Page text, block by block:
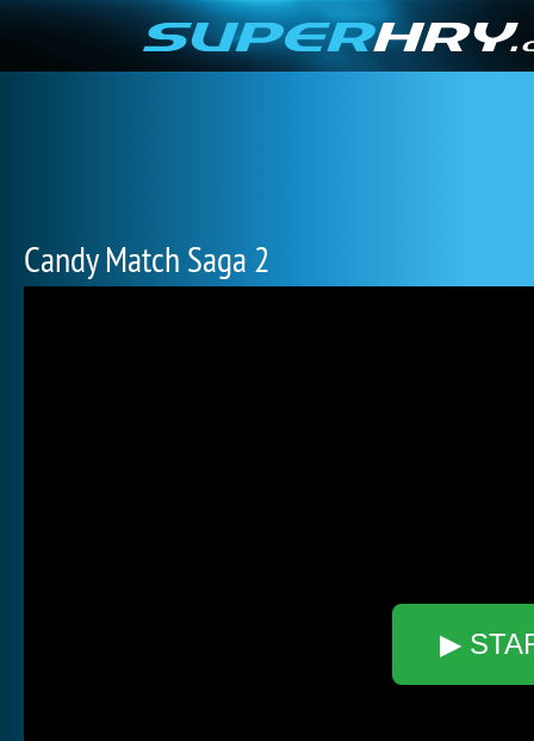
Candy Match Saga 2
▶